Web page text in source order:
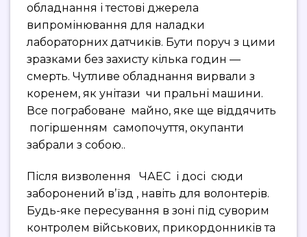
обладнання і тестові джерела
випромінювання для наладки
лабораторних датчиків. Бути поруч з цими
зразками без захисту кілька годин —
смерть. Чутливе обладнання вирвали з
коренем, як унітази чи пральні машини.
Все пограбоване майно, яке ще віддячить
погіршенням самопочуття, окупанти
забрали з собою..
Після визволення ЧАЕС і досі сюди
заборонений вʼїзд , навіть для волонтерів.
Будь-яке пересування в зоні під суворим
контролем військових, прикордонників та